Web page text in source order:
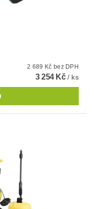
2 689 Kč bez DPH
3 254 Kč/ ks